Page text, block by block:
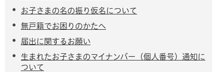
お子さまの名の振り仮名について
無戸籍でお困りのかたへ
届出に関するお願い
生まれたお子さまのマイナンバー（個人番号）通知に
ついて